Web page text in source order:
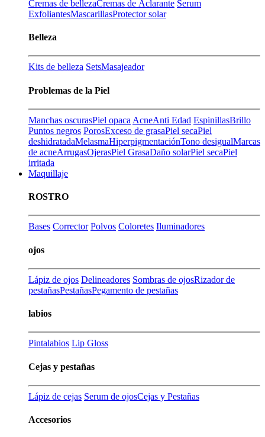
Cremas de bellezaCremas de Aclarante Serum
ExfoliantesMascarillasProtector solar
Belleza
Kits de belleza SetsMasajeador
Problemas de la Piel
Manchas oscurasPiel opaca AcneAnti Edad EspinillasBrillo
Puntos negros PorosExceso de grasaPiel secaPiel
deshidratadaMelasmaHiperpigmentaciónTono desigualMarcas
de acneArrugasOjerasPiel GrasaDaño solarPiel secaPiel
irritada
Maquillaje
ROSTRO
Bases Corrector Polvos Coloretes Iluminadores
ojos
Lápiz de ojos Delineadores Sombras de ojosRizador de
pestañasPestañasPegamento de pestañas
labios
Pintalabios Lip Gloss
Cejas y pestañas
Lápiz de cejas Serum de ojosCejas y Pestañas
Accesorios